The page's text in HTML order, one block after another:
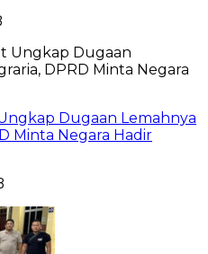
Dugaan Lemahnya
Minta Negara Hadir